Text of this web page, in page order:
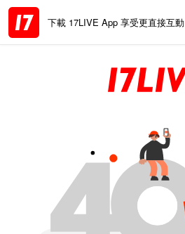
下載 17LIVE App 享受更直接互動